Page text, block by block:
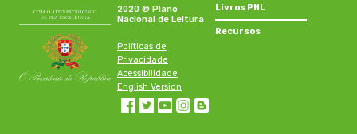
2020 © Plano
Nacional de Leitura
Políticas de
Privacidade
Acessibilidade
English Version
Livros PNL
Recursos